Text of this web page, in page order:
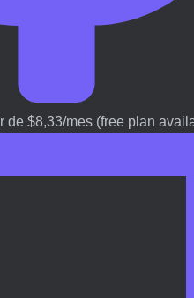
de $8,33/mes (free plan